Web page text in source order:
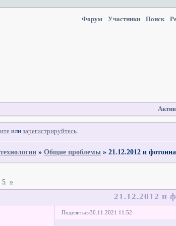
Форум Участники Поиск
илизарегистрируйтесь.
»Общие проблемы »21.12.2012 и
21.12.2012 и
5 »
Поделиться30.11.2021 11:52